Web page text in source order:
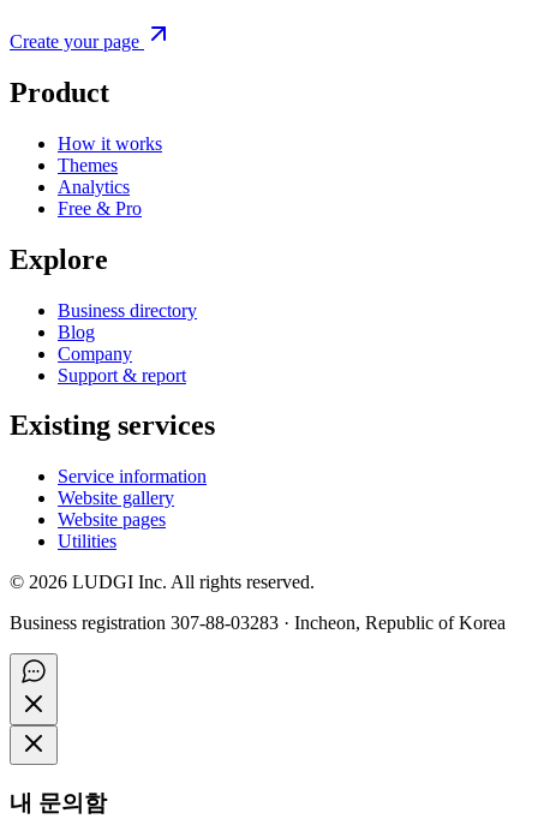
Create your page
Product
How it works
Themes
Analytics
Free & Pro
Explore
Business directory
Blog
Company
Support & report
Existing services
Service information
Website gallery
Website pages
Utilities
© 2026 LUDGI Inc. All rights reserved.
Business registration 307-88-03283 · Incheon, Republic of Korea
내 문의함